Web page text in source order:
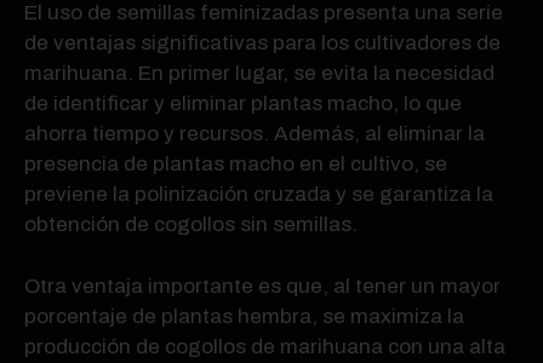
El uso de semillas feminizadas presenta una serie
de ventajas significativas para los cultivadores de
marihuana. En primer lugar, se evita la necesidad
de identificar y eliminar plantas macho, lo que
ahorra tiempo y recursos. Además, al eliminar la
presencia de plantas macho en el cultivo, se
previene la polinización cruzada y se garantiza la
obtención de cogollos sin semillas.
Otra ventaja importante es que, al tener un mayor
porcentaje de plantas hembra, se maximiza la
producción de cogollos de marihuana con una alta